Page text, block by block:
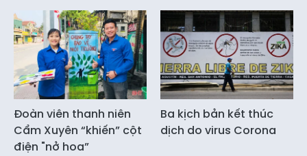
Đoàn viên thanh niên
Cẩm Xuyên “khiến” cột
điện "nở hoa”
Ba kịch bản kết thúc
dịch do virus Corona